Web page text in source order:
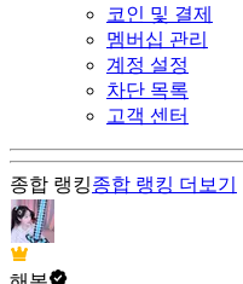
코인 및 결제
멤버십 관리
계정 설정
차단 목록
고객 센터
종합 랭킹종합 랭킹 더보기